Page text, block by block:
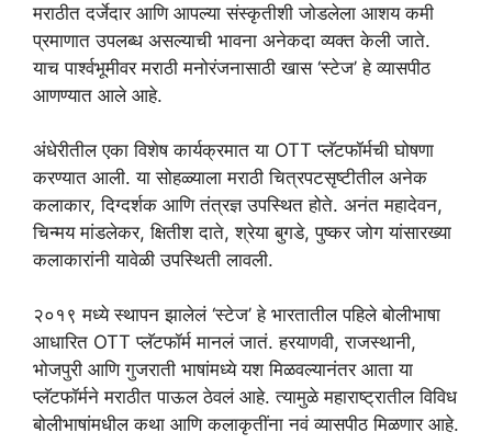
मराठीत दर्जेदार आणि आपल्या संस्कृतीशी जोडलेला आशय कमी
प्रमाणात उपलब्ध असल्याची भावना अनेकदा व्यक्त केली जाते.
याच पार्श्वभूमीवर मराठी मनोरंजनासाठी खास ‘स्टेज’ हे व्यासपीठ
आणण्यात आले आहे.
अंधेरीतील एका विशेष कार्यक्रमात या OTT प्लॅटफॉर्मची घोषणा
करण्यात आली. या सोहळ्याला मराठी चित्रपटसृष्टीतील अनेक
कलाकार, दिग्दर्शक आणि तंत्रज्ञ उपस्थित होते. अनंत महादेवन,
चिन्मय मांडलेकर, क्षितीश दाते, श्रेया बुगडे, पुष्कर जोग यांसारख्या
कलाकारांनी यावेळी उपस्थिती लावली.
२०१९ मध्ये स्थापन झालेलं ‘स्टेज’ हे भारतातील पहिले बोलीभाषा
आधारित OTT प्लॅटफॉर्म मानलं जातं. हरयाणवी, राजस्थानी,
भोजपुरी आणि गुजराती भाषांमध्ये यश मिळवल्यानंतर आता या
प्लॅटफॉर्मने मराठीत पाऊल ठेवलं आहे. त्यामुळे महाराष्ट्रातील विविध
बोलीभाषांमधील कथा आणि कलाकृतींना नवं व्यासपीठ मिळणार आहे.